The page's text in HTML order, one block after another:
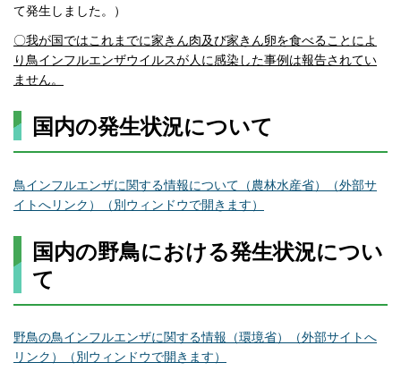
て発生しました。）
〇我が国ではこれまでに家きん肉及び家きん卵を食べることによ
り鳥インフルエンザウイルスが人に感染した事例は報告されてい
ません。
国内の発生状況について
鳥インフルエンザに関する情報について（農林水産省）（外部サ
イトへリンク）（別ウィンドウで開きます）
国内の野鳥における発生状況につい
て
野鳥の鳥インフルエンザに関する情報（環境省）（外部サイトへ
リンク）（別ウィンドウで開きます）